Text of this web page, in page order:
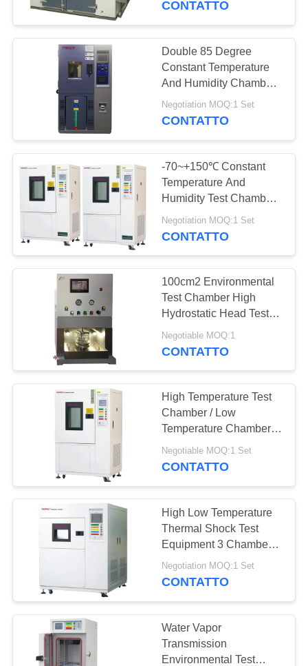
CONTATTO
Double 85 Degree
Constant Temperature
And Humidity Chamber
For Silicone Rubber /
Glue Testing
Negotiation MOQ:1 Set
CONTATTO
-70~+150℃ Constant
Temperature And
Humidity Test Chamber
For PCB / Battery
Testing
Negotiation MOQ:1 Set
CONTATTO
100cm2 Environmental
Test Chamber High
Hydrostatic Head Test
Chamber
Negotiable MOQ:1
CONTATTO
High Temperature Test
Chamber / Low
Temperature Chamber
Microcomputer Touch
Controller
Negotiable MOQ:1 Set
CONTATTO
High Low Temperature
Thermal Shock Test
Equipment 3 Chambers
Hot Cold Impact Tester
Negotiation MOQ:1 Set
CONTATTO
Water Vapor
Transmission
Environmental Test